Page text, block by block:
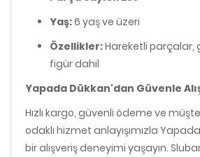
Yaş:6 yaş ve üzeri
Özellikler:Hareketli parçalar,
figür dahil
Yapada Dükkan'dan Güvenle
Hızlı kargo, güvenli ödeme ve
odaklı hizmet anlayışımızla
bir alışveriş deneyimi yaşayın.